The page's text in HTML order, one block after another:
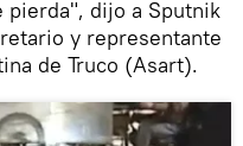
pierda", dijo a Sputnik
y representante
de Truco (Asart).